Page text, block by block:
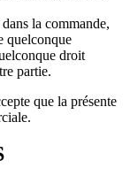
la commande,
quelconque
droit
partie.
que la présente